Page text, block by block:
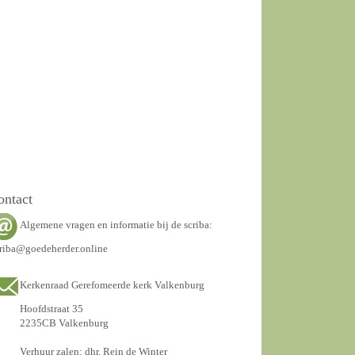
Algemene vragen en informatie bij de scriba:
Kerkenraad Gerefomeerde kerk Valkenburg
Hoofdstraat 35
2235CB Valkenburg
Verhuur zalen: dhr. Rein de Winter